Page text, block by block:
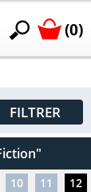
(0)
FILTRER
10 11
12